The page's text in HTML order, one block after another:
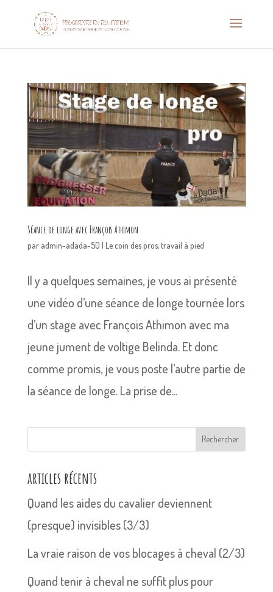
Séance de longe avec François Athimon
par admin-adada-50 | Le coin des pros,travail à pied
Il y a quelques semaines, je vous ai présenté
une vidéo d’une séance de longe tournée lors
d’un stage avec François Athimon avec ma
jeune jument de voltige Belinda. Et donc
comme promis, je vous poste l’autre partie de
la séance de longe. La prise de...
Rechercher
articles récents
Quand les aides du cavalier deviennent
(presque) invisibles (3/3)
La vraie raison de vos blocages à cheval (2/3)
Quand tenir à cheval ne suffit plus pour